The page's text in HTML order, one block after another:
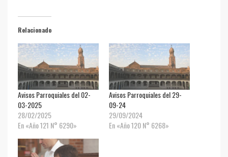
Relacionado
Avisos Parroquiales del 02-
03-2025
28/02/2025
En «Año 121 N° 6290»
Avisos Parroquiales del 29-
09-24
29/09/2024
En «Año 120 N° 6268»